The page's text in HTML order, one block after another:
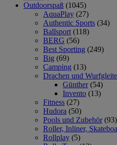
Outdoorspaß (1045)
AquaPlay (27)
Authentic Sports (34)
Ballsport (118)
BERG (56)
Best Sporting (249)
Big (69)
Camping (13)
Drachen und
Günther (54)
Invento (13)
Fitness (27)
Hudora (50)
Pools und Zubehör (93)
Roller, Inliner,
Rollplay (5)